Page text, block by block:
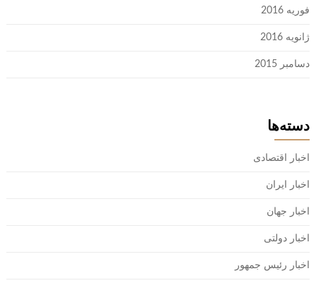
فوریه 2016
ژانویه 2016
دسامبر 2015
دسته‌ها
اخبار اقتصادی
اخبار ایران
اخبار جهان
اخبار دولتی
اخبار رئیس جمهور